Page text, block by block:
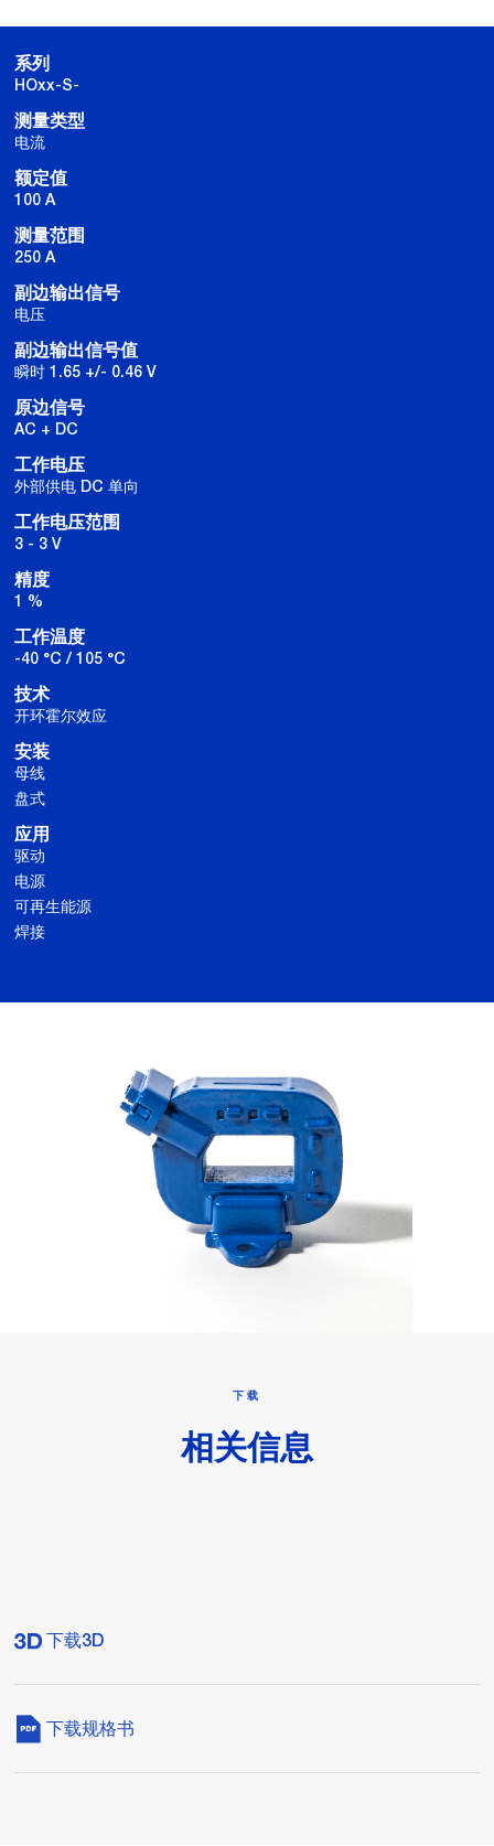
系列
HOxx-S-
测量类型
电流
额定值
100 A
测量范围
250 A
副边输出信号
电压
副边输出信号值
瞬时 1.65 +/- 0.46 V
原边信号
AC + DC
工作电压
外部供电 DC 单向
工作电压范围
3 - 3 V
精度
1 %
工作温度
-40 °C / 105 °C
技术
开环霍尔效应
安装
母线
盘式
应用
驱动
电源
可再生能源
焊接
下载
相关信息
下载3D
下载规格书